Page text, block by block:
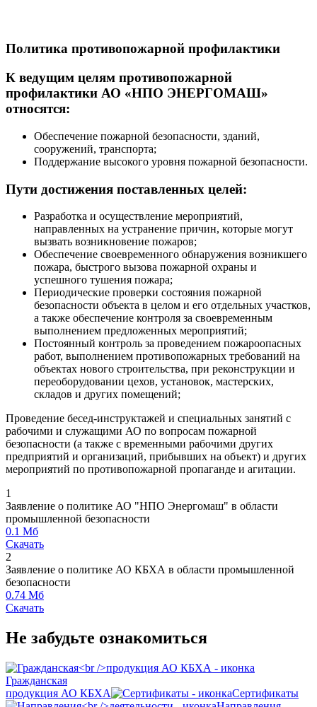
Политика противопожарной профилактики
К ведущим целям противопожарной
профилактики АО «НПО ЭНЕРГОМАШ»
относятся:
Обеспечение пожарной безопасности, зданий,
сооружений, транспорта;
Поддержание высокого уровня пожарной безопасности.
Пути достижения поставленных целей:
Разработка и осуществление мероприятий,
направленных на устранение причин, которые могут
вызвать возникновение пожаров;
Обеспечение своевременного обнаружения возникшего
пожара, быстрого вызова пожарной охраны и
успешного тушения пожара;
Периодические проверки состояния пожарной
безопасности объекта в целом и его отдельных участков,
а также обеспечение контроля за своевременным
выполнением предложенных мероприятий;
Постоянный контроль за проведением пожароопасных
работ, выполнением противопожарных требований на
объектах нового строительства, при реконструкции и
переоборудовании цехов, установок, мастерских,
складов и других помещений;
Проведение бесед-инструктажей и специальных занятий с
рабочими и служащими АО по вопросам пожарной
безопасности (а также с временными рабочими других
предприятий и организаций, прибывших на объект) и других
мероприятий по противопожарной пропаганде и агитации.
1
Заявление о политике АО "НПО Энергомаш" в области
промышленной безопасности
0.1 Мб
Скачать
2
Заявление о политике АО КБХА в области промышленной
безопасности
0.74 Мб
Скачать
Не забудьте ознакомиться
Гражданская
продукция АО КБХА
Сертификаты